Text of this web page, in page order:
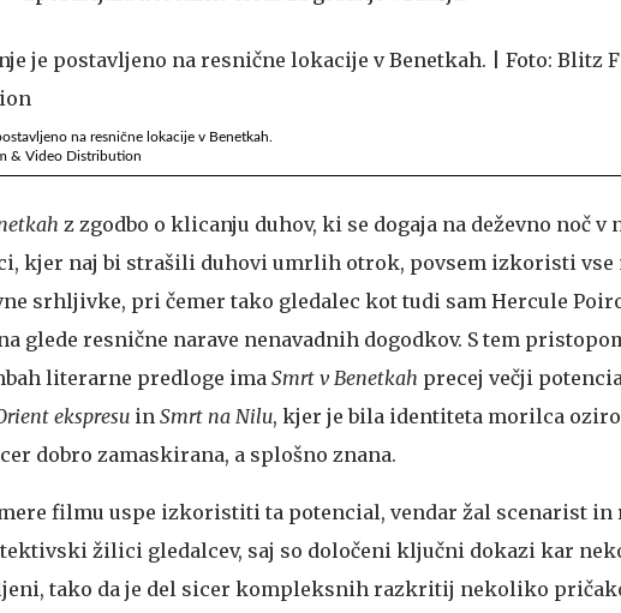
na resnične lokacije v Benetkah.
& Video Distribution
z zgodbo o klicanju duhov, ki se dogaja na deževno noč v
kjer naj bi strašili duhovi umrlih otrok, povsem izkoristi vse
srhljivke, pri čemer tako gledalec kot tudi sam Hercule
glede resnične narave nenavadnih dogodkov. S tem
literarne predloge ima Smrt v Benetkah precej večji
ekspresu in Smrt na Nilu, kjer je bila identiteta morilca
dobro zamaskirana, a splošno znana.
filmu uspe izkoristiti ta potencial, vendar žal scenarist in
žilici gledalcev, saj so določeni ključni dokazi kar
tako da je del sicer kompleksnih razkritij nekoliko